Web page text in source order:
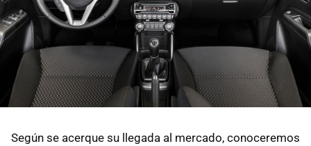
Según se acerque su llegada al mercado, conoceremos